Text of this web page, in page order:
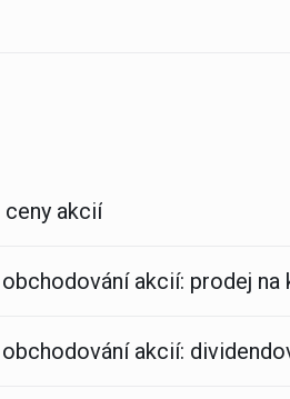
akcií
akcií: prodej na
akcií: